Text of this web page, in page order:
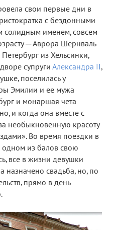
свои первые дни в
с бездонными
солидным именем, совсем
─ Аврора Шернваль
из Хельсинки,
супруги Александра II,
поселилась у
Эмилии и ее мужа
и монаршая чета
и когда она вместе с
необыкновенную красоту
Во время поездки в
одном из балов свою
все в жизни девушки
назначено свадьба, но, по
прямо в день